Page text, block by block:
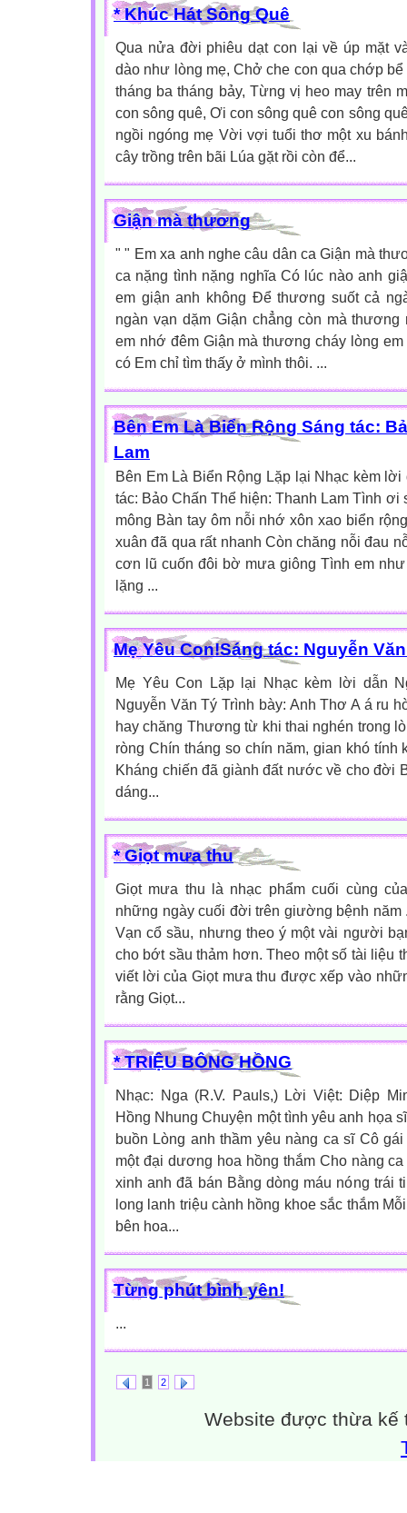
* Khúc Hát Sông Quê
Qua nửa đời phiêu dạt con lại về úp mặt
dào như lòng mẹ, Chở che con qua chớp
tháng ba tháng bảy, Từng vị heo may trên
con sông quê, Ơi con sông quê con sông
ngồi ngóng mẹ Vời vợi tuổi thơ một xu
cây trồng trên bãi Lúa gặt rồi còn để...
Giận mà thương
" " Em xa anh nghe câu dân ca Giận mà
ca nặng tình nặng nghĩa Có lúc nào anh
em giận anh không Để thương suốt cả
ngàn vạn dặm Giận chẳng còn mà
em nhớ đêm Giận mà thương cháy lòng
có Em chỉ tìm thấy ở mình thôi. ...
Bên Em Là Biển Rộng Sáng tác:
Lam
Bên Em Là Biển Rộng Lặp lại Nhạc kèm
tác: Bảo Chấn Thể hiện: Thanh Lam Tình ơi
mông Bàn tay ôm nỗi nhớ xôn xao biển
xuân đã qua rất nhanh Còn chăng nỗi đau
cơn lũ cuốn đôi bờ mưa giông Tình em
lặng ...
Mẹ Yêu Con!Sáng tác: Nguyễn
Mẹ Yêu Con Lặp lại Nhạc kèm lời dẫn
Nguyễn Văn Tý Trình bày: Anh Thơ A á ru
hay chăng Thương từ khi thai nghén trong
ròng Chín tháng so chín năm, gian khó
Kháng chiến đã giành đất nước về cho đời
dáng...
* Giọt mưa thu
Giọt mưa thu là nhạc phẩm cuối cùng
những ngày cuối đời trên giường bệnh năm
Vạn cổ sầu, nhưng theo ý một vài người
cho bớt sầu thảm hơn. Theo một số tài liệu
viết lời của Giọt mưa thu được xếp vào
rằng Giọt...
* TRIỆU BÔNG HỒNG
Nhạc: Nga (R.V. Pauls,) Lời Việt: Diệp
Hồng Nhung Chuyện một tình yêu anh họa
buồn Lòng anh thầm yêu nàng ca sĩ Cô
một đại dương hoa hồng thắm Cho nàng
xinh anh đã bán Bằng dòng máu nóng trái
long lanh triệu cành hồng khoe sắc thắm
bên hoa...
Từng phút bình yên!
...
1 2
Website được thừa